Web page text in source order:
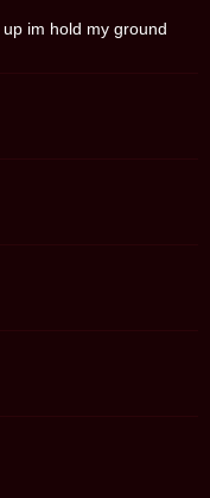
im hold my ground